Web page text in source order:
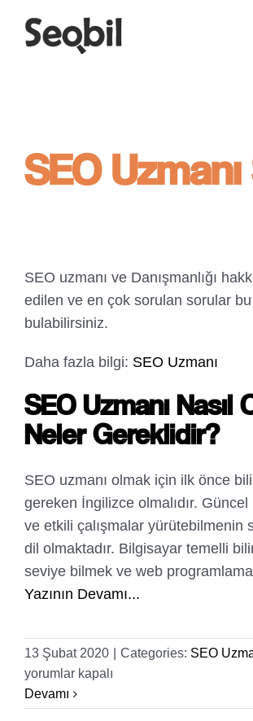
SEO
SEO uzmanı ve Danışmanlığı
edilen ve en çok sorulan sorular
bulabilirsiniz.
Daha fazla bilgi: SEO Uzmanı
SEO Uzmanı Nasıl
Neler Gereklidir?
SEO uzmanı olmak için ilk önce
gereken İngilizce olmalıdır.
ve etkili çalışmalar yürütebilmenin
dil olmaktadır. Bilgisayar temelli
seviye bilmek ve web
Yazının Devamı...
13 Şubat 2020 Categories: SEO
yorumlar kapalı
Devamı